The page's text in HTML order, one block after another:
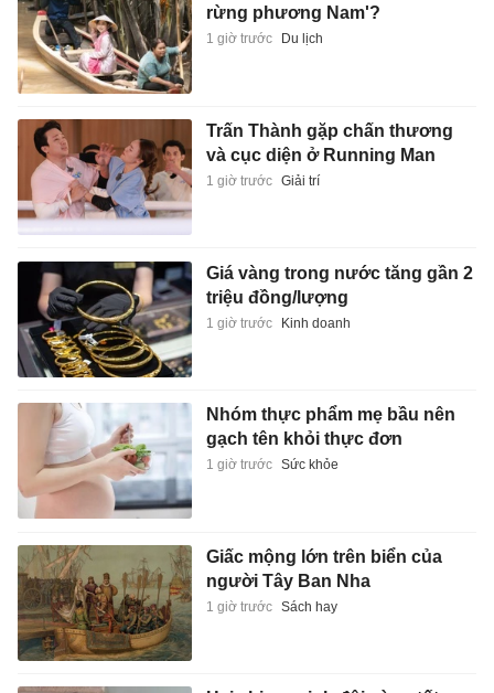
rừng phương Nam'?
1 giờ trước Du lịch
Trấn Thành gặp chấn thương
và cục diện ở Running Man
1 giờ trước Giải trí
Giá vàng trong nước tăng gần 2
triệu đồng/lượng
1 giờ trước Kinh doanh
Nhóm thực phẩm mẹ bầu nên
gạch tên khỏi thực đơn
1 giờ trước Sức khỏe
Giấc mộng lớn trên biển của
người Tây Ban Nha
1 giờ trước Sách hay